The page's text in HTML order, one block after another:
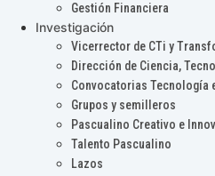
Gestión Financiera
Investigación
Vicerrector de CTi y
Dirección de Ciencia,
Convocatorias Tecnología
Grupos y semilleros
Pascualino Creativo e
Talento Pascualino
Lazos